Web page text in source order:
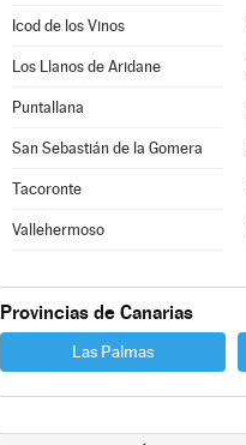
Icod de los Vinos
Los Llanos de Aridane
Puntallana
San Sebastián de la Gomera
Tacoronte
Vallehermoso
Provincias de Canarias
Las Palmas